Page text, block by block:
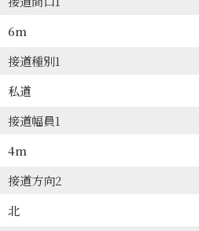
6m
接道種別1
私道
接道幅員1
4m
接道方向2
北